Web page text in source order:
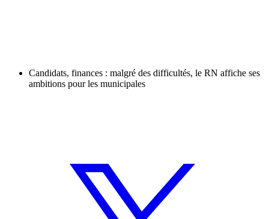
Candidats, finances : malgré des difficultés, le RN affiche ses
ambitions pour les municipales